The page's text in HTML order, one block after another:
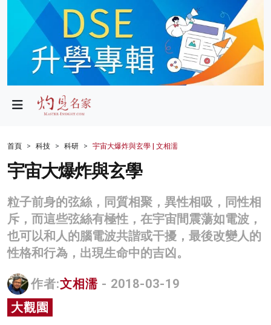
政局
財經
生活
商業
科技
名家榜
灼見活動
首頁 科技 科研 宇宙大爆炸與玄學 | 文相濡
宇宙大爆炸與玄學
粒子前身的弦絲，同質相聚，異性相吸，同性相
斥，而這些弦絲有極性，在宇宙間震蕩如電波，
也可以和人的腦電波共諧或干擾，最後改變人的
性格和行為，出現生命中的吉凶。
作者:文相濡 - 2018-03-19
大觀園